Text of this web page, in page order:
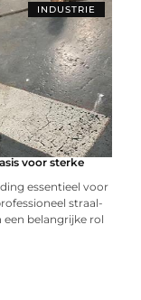
INDUSTRIE
voor sterke
essentieel voor
straal-
belangrijke rol